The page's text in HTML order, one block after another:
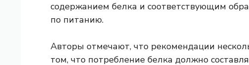
содержанием белка и соответствующим
по питанию.
Авторы отмечают, что рекомендации
том, что потребление белка должно